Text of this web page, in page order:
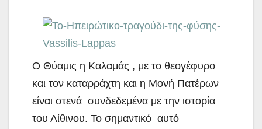
Ο Θύαμις η Καλαμάς , με το θεογέφυρο
και τον καταρράχτη και η Μονή Πατέρων
είναι στενά συνδεδεμένα με την ιστορία
του Λίθινου. Το σημαντικό αυτό